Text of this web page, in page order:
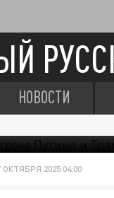
НОВОСТИ
ОКТЯБРЯ 2025 04:00